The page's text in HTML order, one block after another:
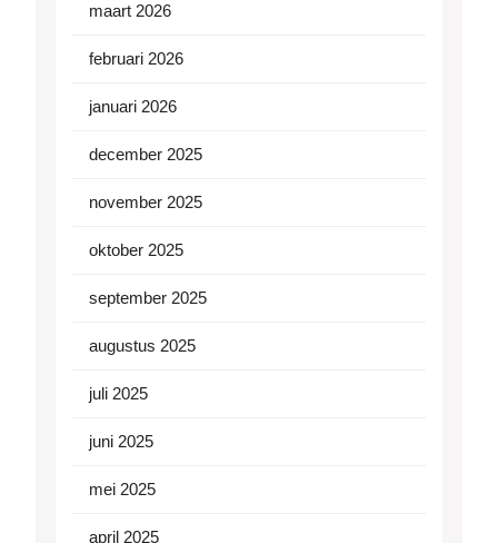
maart 2026
februari 2026
januari 2026
december 2025
november 2025
oktober 2025
september 2025
augustus 2025
juli 2025
juni 2025
mei 2025
april 2025